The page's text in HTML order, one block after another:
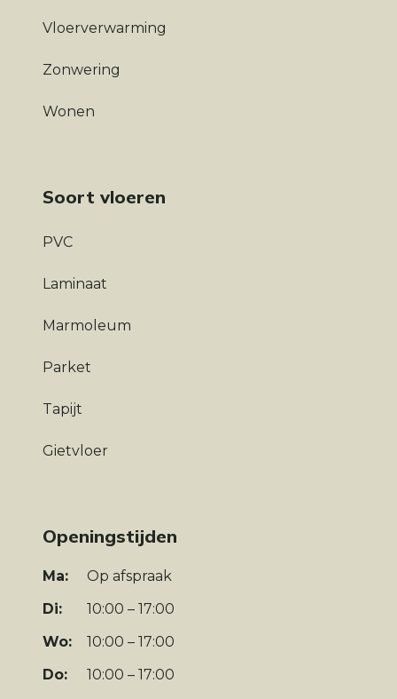
Vloerverwarming
Zonwering
Wonen
Soort vloeren
PVC
Laminaat
Marmoleum
Parket
Tapijt
Gietvloer
Openingstijden
Ma:
Op afspraak
Di:
10:00 – 17:00
Wo:
10:00 – 17:00
Do:
10:00 – 17:00